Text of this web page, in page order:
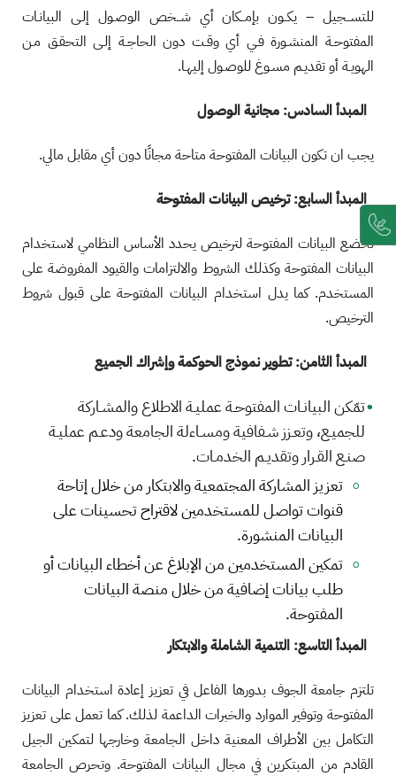
للتســجيل – يكــون بإمــكان أي شــخص الوصـول إلـى البيانـات
المفتوحـة المنشـورة فـي أي وقـت دون الحاجـة إلـى التحقـق مـن
الهويـة أو تقديـم مسـوغ للوصـول إليهـا.
المبدأ السادس: مجانية الوصول
يجب ان تكون البيانات المفتوحة متاحة مجانًا دون أي مقابل مالي.
المبدأ السابع: ترخيص البيانات المفتوحة
تخضع البيانات المفتوحة لترخيص يحدد الأساس النظامي لاستخدام
البيانات المفتوحة وكذلك الشروط والالتزامات والقيود المفروضة على
المستخدم. كما يدل استخدام البيانات المفتوحة على قبول شروط
الترخيص.
المبدأ الثامن: تطوير نموذج الحوكمة وإشراك الجميع
تمّكن البيانـات المفتوحـة عمليـة الاطلاع والمشـاركة
للجميـع، وتعـزز شـفافية ومسـاءلة الجامعة ودعـم عمليـة
صنـع القـرار وتقديـم الخدمـات.
تعزيز المشاركة المجتمعية والابتكار من خلال إتاحة
قنوات تواصل للمستخدمين لاقتراح تحسينات على
البيانات المنشورة.
تمكين المستخدمين من الإبلاغ عن أخطاء البيانات أو
طلب بيانات إضافية من خلال منصة البيانات
المفتوحة.
المبدأ التاسع: التنمية الشاملة والابتكار
تلتزم جامعة الجوف بدورها الفاعل في تعزيز إعادة استخدام البيانات
المفتوحة وتوفير الموارد والخبرات الداعمة لذلك. كما تعمل على تعزيز
التكامل بين الأطراف المعنية داخل الجامعة وخارجها لتمكين الجيل
القادم من المبتكرين في مجال البيانات المفتوحة. وتحرص الجامعة